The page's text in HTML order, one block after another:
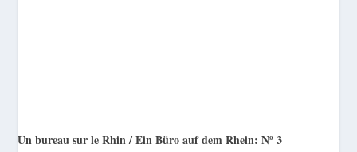
Un bureau sur le Rhin / Ein Büro auf dem Rhein: Nº 3